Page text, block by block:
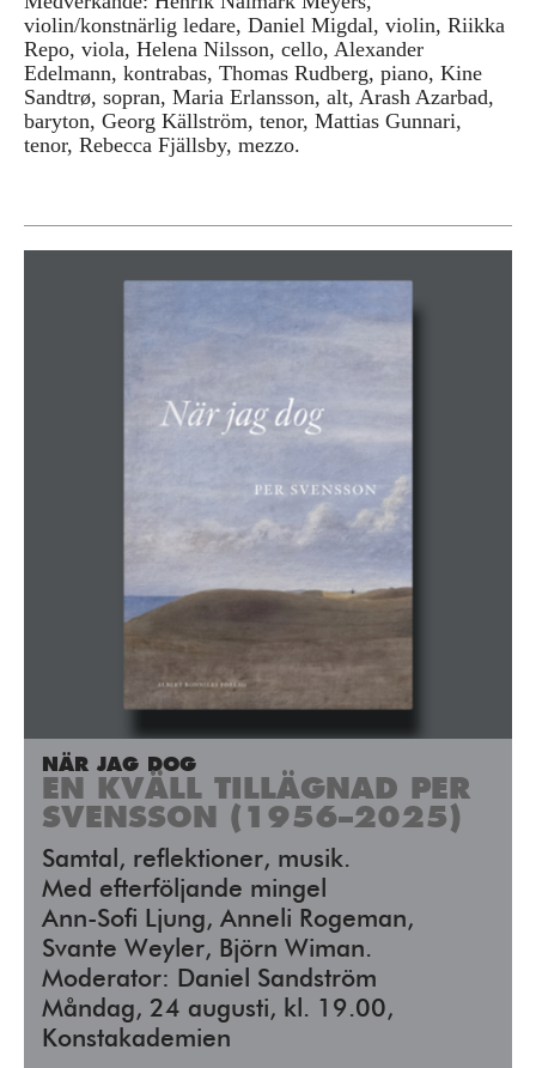
violin/konstnärlig ledare, Daniel Migdal, violin, Riikka
Repo, viola, Helena Nilsson, cello, Alexander
Edelmann, kontrabas, Thomas Rudberg, piano, Kine
Sandtrø, sopran, Maria Erlansson, alt, Arash Azarbad,
baryton, Georg Källström, tenor, Mattias Gunnari,
tenor, Rebecca Fjällsby, mezzo.
NÄR JAG DOG
EN KVÄLL TILLÄGNAD PER
SVENSSON (1956–2025)
Samtal, reflektioner, musik.
Med efterföljande mingel
Ann-Sofi Ljung, Anneli Rogeman,
Svante Weyler, Björn Wiman.
Moderator: Daniel Sandström
Måndag, 24 augusti, kl. 19.00,
Konstakademien